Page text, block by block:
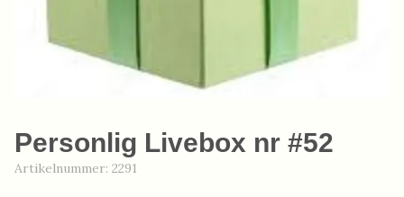
Personlig Livebox nr #52
Artikelnummer: 2291